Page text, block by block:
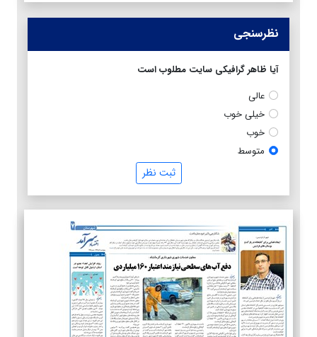
نظرسنجی
آیا ظاهر گرافیکی سایت مطلوب است
عالی
خیلی خوب
خوب
متوسط
ثبت نظر